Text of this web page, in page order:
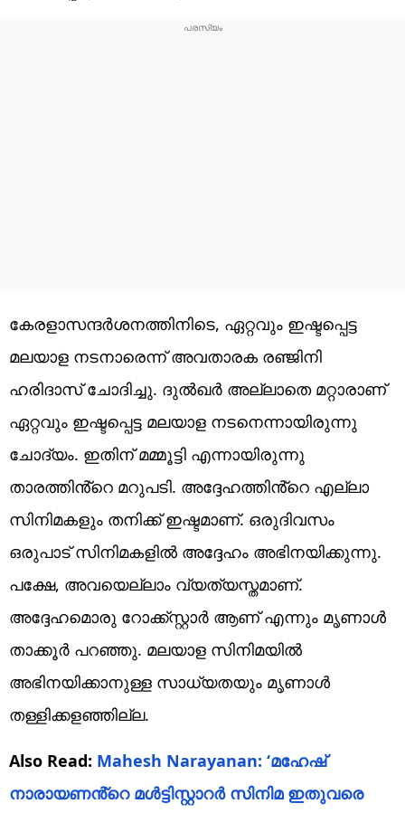
കേരളാസന്ദർശനത്തിനിടെ, ഏറ്റവും ഇഷ്ടപ്പെട്ട
മലയാള നടനാരെന്ന് അവതാരക രഞ്ജിനി
ഹരിദാസ് ചോദിച്ചു. ദുൽഖർ അല്ലാതെ മറ്റാരാണ്
ഏറ്റവും ഇഷ്ടപ്പെട്ട മലയാള നടനെന്നായിരുന്നു
ചോദ്യം. ഇതിന് മമ്മൂട്ടി എന്നായിരുന്നു
താരത്തിൻ്റെ മറുപടി. അദ്ദേഹത്തിൻ്റെ എല്ലാ
സിനിമകളും തനിക്ക് ഇഷ്ടമാണ്. ഒരുദിവസം
ഒരുപാട് സിനിമകളിൽ അദ്ദേഹം അഭിനയിക്കുന്നു.
പക്ഷേ, അവയെല്ലാം വ്യത്യസ്തമാണ്.
അദ്ദേഹമൊരു റോക്ക്സ്റ്റാർ ആണ് എന്നും മൃണാൾ
താക്കൂർ പറഞ്ഞു. മലയാള സിനിമയിൽ
അഭിനയിക്കാനുള്ള സാധ്യതയും മൃണാൾ
തള്ളിക്കളഞ്ഞില്ല.
Also Read: Mahesh Narayanan: ‘മഹേഷ്
നാരായണൻ്റെ മൾട്ടിസ്റ്റാറർ സിനിമ ഇതുവരെ